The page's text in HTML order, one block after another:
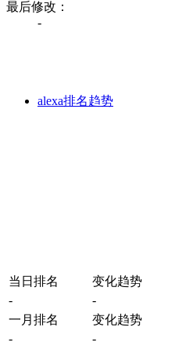
最后修改：
-
alexa排名趋势
当日排名 变化趋势
-
-
一月排名
变化趋势
-
-